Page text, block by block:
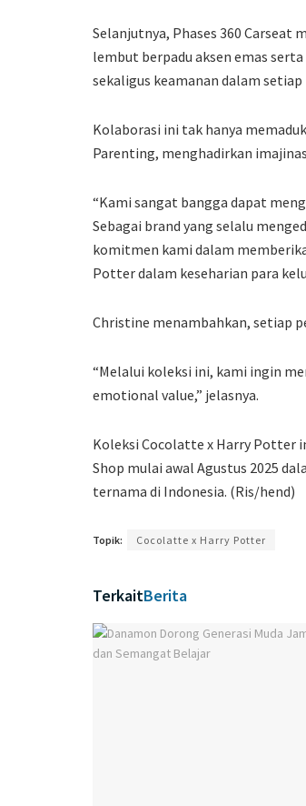
Selanjutnya, Phases 360 Carseat
lembut berpadu aksen emas
sekaligus keamanan dalam
Kolaborasi ini tak hanya
Parenting, menghadirkan
“Kami sangat bangga dapat
Sebagai brand yang selalu
komitmen kami dalam
Potter dalam keseharian para
Christine menambahkan, setiap
“Melalui koleksi ini, kami ingin
emotional value,” jelasnya.
Koleksi Cocolatte x Harry Potter
Shop mulai awal Agustus 2025
ternama di Indonesia. (Ris/hend)
Topik: Cocolatte x Harry Potter
TerkaitBerita